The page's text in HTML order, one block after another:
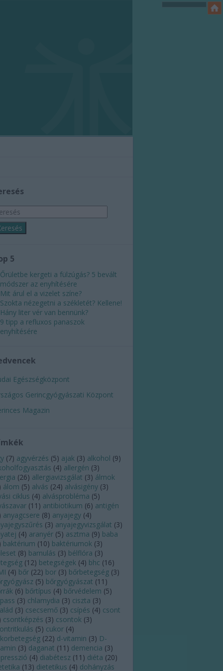
5
Őrületbe kergeti a fülzúgás? 5 bevált
módszer az enyhítésére
Mit árul el a vizelet színe?
Szokta nézegetni a székletét? Kellene!
Hány liter vér van bennünk?
9 tipp a refluxos panaszok
enyhítésére
Egészségközpont
Gerincgyógyászati Központ
Magazin
(7) agyvérzés (5) ajak (3) alkohol (9)
(4) allergén (3)
(26) allergiavizsgálat (3) álmok
álom (5) alvás (24) alvásigény (3)
ciklus (4) alvásprobléma (5)
(11 ) antibiotikum (6) antigén
anyagcsere (8) anyajegy (4)
(3) anyajegyvizsgálat (3)
(4) aranyér (5) asztma (9) baba
baktérium (10) baktériumok (3)
(8) barnulás (3) bélflóra (3)
(12) betegségek (4) bhc (16)
(4) bőr (22) bor (3) bőrbetegség (3)
(5) bőrgyógyászat (11 )
(6) bőrtípus (4) bőrvédelem (5)
(3) chlamydia (3) ciszta (3)
(3) csecsemő (3) csípés (4) csont
csontképzés (3) csontok (3)
(5) cukor (4)
(22) d-vitamin (3) D-
(3) daganat (11 ) demencia (3)
(4) diabétesz (11 ) diéta (20)
(13) dietetikus (4) dohányzás